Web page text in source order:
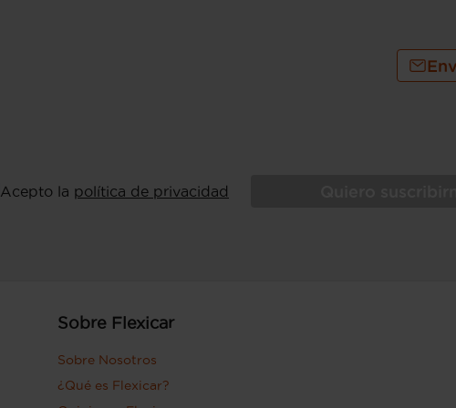
Acepto la política de privacidad
Sobre Flexicar
Sobre Nosotros
¿Qué es Flexicar?